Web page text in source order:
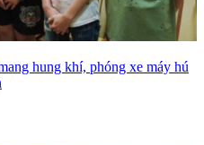
hung khí, phóng xe máy hú